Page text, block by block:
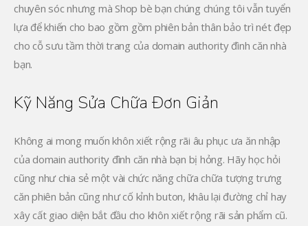
chuyên sóc nhưng mà Shop bè bạn chúng chúng tôi vẫn tuyển
lựa để khiến cho bao gồm gồm phiên bản thân bảo trì nét đẹp
cho cỗ sưu tầm thời trang của domain authority đình căn nhà
bạn.
Kỹ Năng Sửa Chữa Đơn Giản
Không ai mong muốn khôn xiết rộng rãi âu phục ưa ăn nhập
của domain authority đình căn nhà bạn bị hỏng. Hãy học hỏi
cũng như chia sẻ một vài chức năng chữa chữa tượng trưng
căn phiên bản cũng như cố kỉnh buton, khâu lại đường chỉ hay
xây cất giao diện bắt đầu cho khôn xiết rộng rãi sản phẩm cũ.